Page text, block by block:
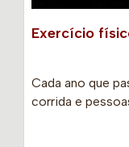
Exercício
Cada ano que
corrida e